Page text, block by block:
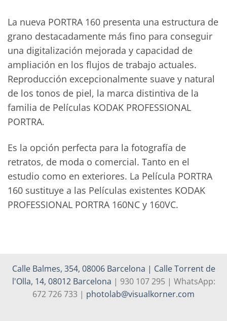
La nueva PORTRA 160 presenta una estructura de
grano destacadamente más fino para conseguir
una digitalización mejorada y capacidad de
ampliación en los flujos de trabajo actuales.
Reproducción excepcionalmente suave y natural
de los tonos de piel, la marca distintiva de la
familia de Películas KODAK PROFESSIONAL
PORTRA.
Es la opción perfecta para la fotografía de
retratos, de moda o comercial. Tanto en el
estudio como en exteriores. La Película PORTRA
160 sustituye a las Películas existentes KODAK
PROFESSIONAL PORTRA 160NC y 160VC.
Calle Balmes, 354, 08006 Barcelona | Calle Torrent de
l'Olla, 14, 08012 Barcelona | 930 107 295 | WhatsApp:
672 726 733 | photolab@visualkorner.com